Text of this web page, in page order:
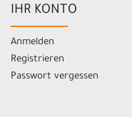
IHR KONTO
Anmelden
Registrieren
Passwort vergessen